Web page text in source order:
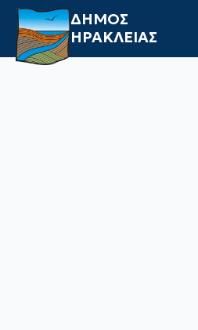
ΔΗΜΟΣ
ΗΡΑΚΛΕΙΑΣ